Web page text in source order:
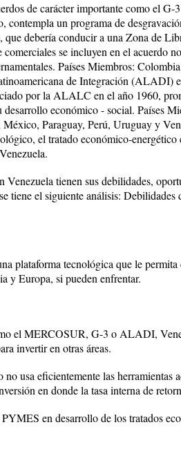
de carácter importante como el
contempla un programa de
que debería conducir a una Zona de
comerciales se incluyen en el acuerdo
Países Miembros:
de Integración (ALADI)
por la ALALC en el año 1960,
desarrollo económico - social. Países
Paraguay, Perú, Uruguay y
el tratado económico-
Venezuela tienen sus debilidades,
tiene el siguiente análisis: Debilidades
plataforma tecnológica que le
y Europa, si pueden enfrentar.
el MERCOSUR, G-3 o ALADI,
invertir en otras áreas.
no usa eficientemente las
en donde la tasa interna de
en desarrollo de los tratados